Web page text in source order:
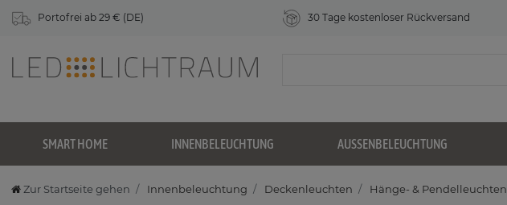
Portofrei ab 29 € (DE) 30 Tage kostenloser Rückversand
SMART HOME INNENBELEUCHTUNG AUSSENBELEUCHTUNG
Zur Startseite gehen Innenbeleuchtung Deckenleuchten Hänge- & Pendelleuchten